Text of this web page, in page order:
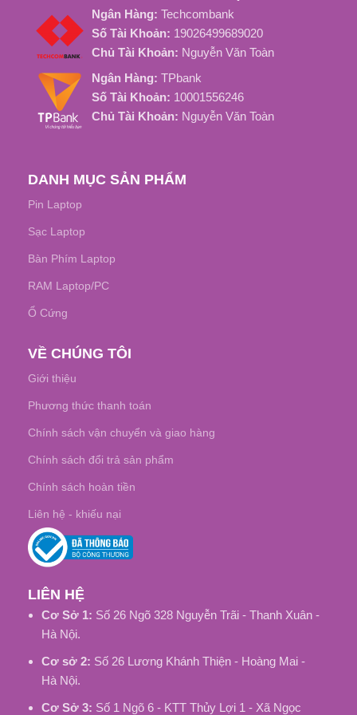
Ngân Hàng: Techcombank
Số Tài Khoản: 19026499689020
Chủ Tài Khoản: Nguyễn Văn Toàn
Ngân Hàng: TPbank
Số Tài Khoản: 10001556246
Chủ Tài Khoản: Nguyễn Văn Toàn
DANH MỤC SẢN PHẨM
Pin Laptop
Sạc Laptop
Bàn Phím Laptop
RAM Laptop/PC
Ổ Cứng
VỀ CHÚNG TÔI
Giới thiệu
Phương thức thanh toán
Chính sách vận chuyển và giao hàng
Chính sách đổi trả sản phẩm
Chính sách hoàn tiền
Liên hệ - khiếu nại
LIÊN HỆ
Cơ Sở 1: Số 26 Ngõ 328 Nguyễn Trãi - Thanh Xuân -
Hà Nội.
Cơ sở 2: Số 26 Lương Khánh Thiện - Hoàng Mai -
Hà Nội.
Cơ Sở 3: Số 1 Ngõ 6 - KTT Thủy Lợi 1 - Xã Ngọc